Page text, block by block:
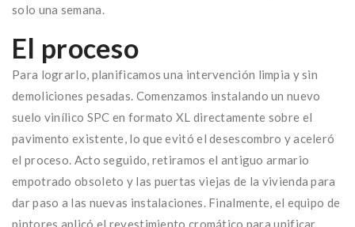
solo una semana.
El proceso
Para lograrlo, planificamos una intervención limpia y sin
demoliciones pesadas. Comenzamos instalando un nuevo
suelo vinílico SPC en formato XL directamente sobre el
pavimento existente, lo que evitó el desescombro y aceleró
el proceso. Acto seguido, retiramos el antiguo armario
empotrado obsoleto y las puertas viejas de la vivienda para
dar paso a las nuevas instalaciones. Finalmente, el equipo de
pintores aplicó el revestimiento cromático para unificar